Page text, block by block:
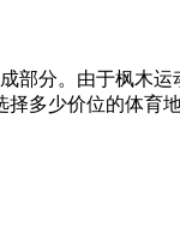
分。由于枫木
多少价位的体育